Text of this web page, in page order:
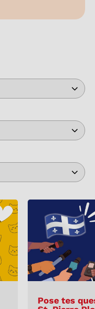
Pose tes